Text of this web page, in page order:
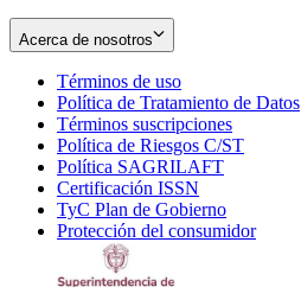
Acerca de nosotros
Términos de uso
in
new
window
Política de Tratamiento de Datos
Términos suscripciones
in
Política de Riesgos C/ST
Política SAGRILAFT
new
window
Certificación ISSN
in
new
TyC Plan de Gobierno
in
Protección del consumidorOpens